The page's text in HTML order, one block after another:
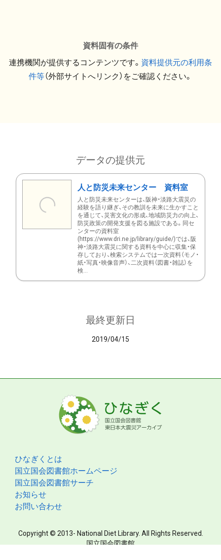
資料固有の条件
連携機関が提供するコンテンツです。 資料提供元の利用条
件等（外部サイトへリンク）をご確認ください。
データの提供元
人と防災未来センター 資料室
人と防災未来センターは、阪神・淡路大震災の
経験を語り継ぎ、その教訓を未来に生かすこと
を通じて、災害文化の形成、地域防災力の向上、
防災政策の開発支援を図る施設である。同セ
ンターの資料室
(https://www.dri.ne.jp/library/guide/)では、阪
神・淡路大震災に関する資料を中心に収集・保
存しており、検索システムでは一次資料（モノ・
紙・写真・映像音声）、二次資料（図書・雑誌）を
検...
最終更新日
2019/04/15
ひなぎくとは
国立国会図書館ホームページ
国立国会図書館サーチ
お知らせ
お問い合わせ
Copyright © 2013- National Diet Library. All Rights Reserved.